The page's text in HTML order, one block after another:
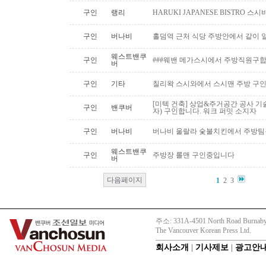
구인 랭리 HARUKI JAPANESE BISTRO 스시
구인 버나비 홀덤역 근처 식당 주방안에서 같이
구인
웨스트밴쿠
버
###웨밴 메가스시에서 주방직원구
구인 기타 칠리왁 스시와에서 스시맨 주방 구
구인 밴쿠버
[미텍 건축] 상업&주거공간 공사
자) 구인합니다. 워크 퍼밋 소지자
구인 버나비 버나비 울랄라 숯불치킨에서 주방
구인
웨스트밴쿠
버
주방장 롤맨 구인중입니다
다음페이지 1 2 3
주소: 331A-4501 North Road
The Vancouver Korean Press Ltd.
회사소개 기사제보 광고안